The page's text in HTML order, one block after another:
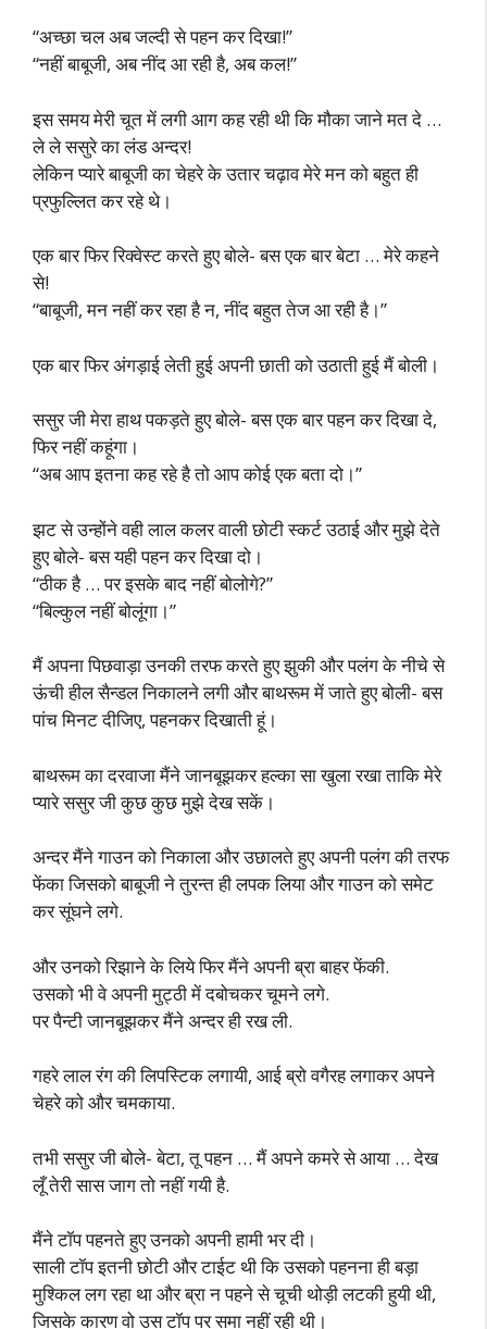
“अच्छा चल अब जल्दी से पहन कर दिखा!”
“नहीं बाबूजी, अब नींद आ रही है, अब कल!”
इस समय मेरी चूत में लगी आग कह रही थी कि मौका जाने मत दे …
ले ले ससुरे का लंड अन्दर!
लेकिन प्यारे बाबूजी का चेहरे के उतार चढ़ाव मेरे मन को बहुत ही
प्रफुल्लित कर रहे थे।
एक बार फिर रिक्वेस्ट करते हुए बोले- बस एक बार बेटा … मेरे कहने
से!
“बाबूजी, मन नहीं कर रहा है न, नींद बहुत तेज आ रही है।”
एक बार फिर अंगड़ाई लेती हुई अपनी छाती को उठाती हुई मैं बोली।
ससुर जी मेरा हाथ पकड़ते हुए बोले- बस एक बार पहन कर दिखा दे,
फिर नहीं कहूंगा।
“अब आप इतना कह रहे है तो आप कोई एक बता दो।”
झट से उन्होंने वही लाल कलर वाली छोटी स्कर्ट उठाई और मुझे देते
हुए बोले- बस यही पहन कर दिखा दो।
“ठीक है … पर इसके बाद नहीं बोलोगे?”
“बिल्कुल नहीं बोलूंगा।”
मैं अपना पिछवाड़ा उनकी तरफ करते हुए झुकी और पलंग के नीचे से
ऊंची हील सैन्डल निकालने लगी और बाथरूम में जाते हुए बोली- बस
पांच मिनट दीजिए, पहनकर दिखाती हूं।
बाथरूम का दरवाजा मैंने जानबूझकर हल्का सा खुला रखा ताकि मेरे
प्यारे ससुर जी कुछ कुछ मुझे देख सकें।
अन्दर मैंने गाउन को निकाला और उछालते हुए अपनी पलंग की तरफ
फेंका जिसको बाबूजी ने तुरन्त ही लपक लिया और गाउन को समेट
कर सूंघने लगे.
और उनको रिझाने के लिये फिर मैंने अपनी ब्रा बाहर फेंकी.
उसको भी वे अपनी मुट्ठी में दबोचकर चूमने लगे.
पर पैन्टी जानबूझकर मैंने अन्दर ही रख ली.
गहरे लाल रंग की लिपस्टिक लगायी, आई ब्रो वगैरह लगाकर अपने
चेहरे को और चमकाया.
तभी ससुर जी बोले- बेटा, तू पहन … मैं अपने कमरे से आया … देख
लूँ तेरी सास जाग तो नहीं गयी है.
मैंने टॉप पहनते हुए उनको अपनी हामी भर दी।
साली टॉप इतनी छोटी और टाईट थी कि उसको पहनना ही बड़ा
मुश्किल लग रहा था और ब्रा न पहने से चूची थोड़ी लटकी हुयी थी,
जिसके कारण वो उस टॉप पर समा नहीं रही थी।